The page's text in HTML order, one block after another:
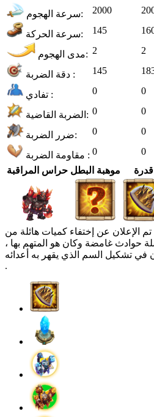
سرعة الهجوم: 2000
سرعة الحركة: 145
مدى الهجوم: 2 2
دقة الضربة : 145
تفادي : 0 0
الضربة القاضية: 0 0
ضرر الضربة: 0 0
مقاومة الضربة : 0 0
حراس المراقبة موهبة البطل قدرة
الإعلان عن إختفاء كميات هائلة من
حوادث غامضة وكان هو المتهم بها ،
في تشكيل السم الذي يقهر به أعدائه
.